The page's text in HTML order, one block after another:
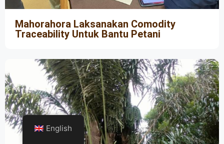
Mahorahora Laksanakan Comodity
Traceability Untuk Bantu Petani
English